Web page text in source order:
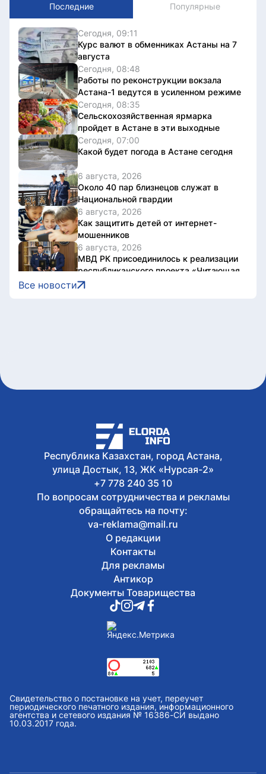
Последние Популярные
Сегодня, 09:11
Курс валют в обменниках Астаны на 7
августа
Сегодня, 08:48
Работы по реконструкции вокзала
Астана-1 ведутся в усиленном режиме
Сегодня, 08:35
Сельскохозяйственная ярмарка
пройдет в Астане в эти выходные
Сегодня, 07:00
Какой будет погода в Астане сегодня
6 августа, 2026
Около 40 пар близнецов служат в
Национальной гвардии
6 августа, 2026
Как защитить детей от интернет-
мошенников
6 августа, 2026
МВД РК присоединилось к реализации
республиканского проекта «Читающая
нация»
Казахстане
рассмотрение: подсудимому не дали
последнее слово
Все новости
Республика Казахстан, город Астана,
улица Достык, 13, ЖК «Нурсая-2»
+7 778 240 35 10
По вопросам сотрудничества и рекламы
обращайтесь на почту:
va-reklama@mail.ru
О редакции
Контакты
Для рекламы
Антикор
Документы Товарищества
Свидетельство о постановке на учет, переучет
периодического печатного издания, информационного
агентства и сетевого издания № 16386-СИ выдано
10.03.2017 года.